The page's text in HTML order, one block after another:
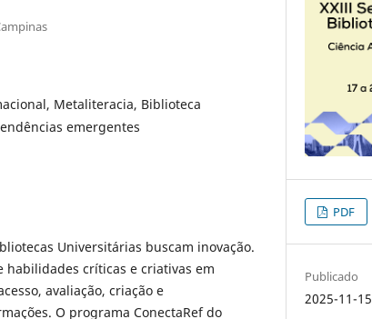
Metaliteracia, Biblioteca
emergentes
Universitárias buscam inovação.
críticas e criativas em
avaliação, criação e
O programa ConectaRef do
PDF
Publicado
2025-11-15